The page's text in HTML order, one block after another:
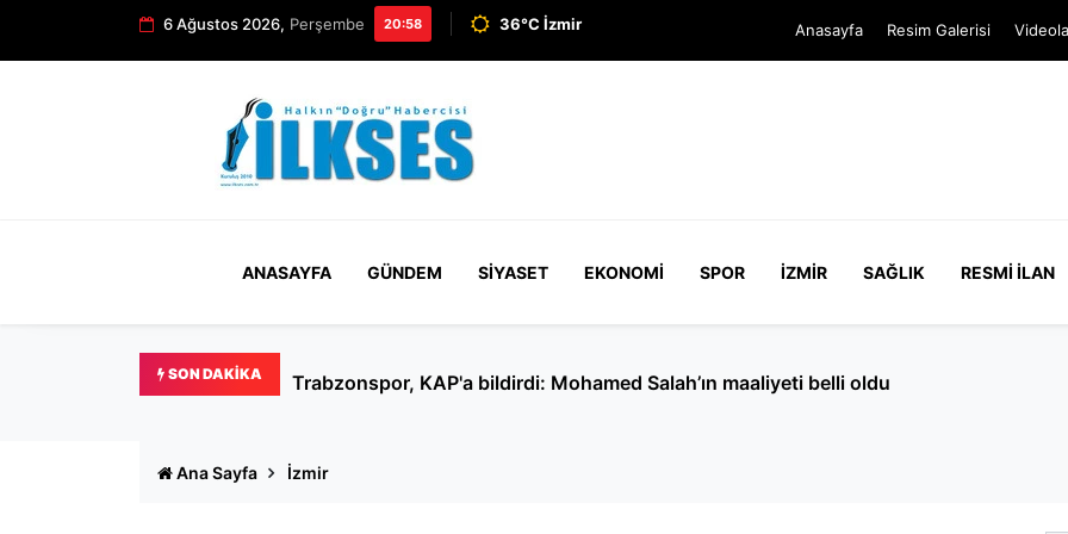
6 Ağustos 2026, Perşembe 20:58 36°C İzmir Anasayfa Resim Galerisi
ANASAYFA GÜNDEM SIYASET EKONOMI SPOR İZMIR SAĞLIK RESMI İLAN
SON DAKIKA Ertuğrul Özkök hakkında 'Cumhurbaşkanı'na hakaret' soruşturması
Ana Sayfa İzmir